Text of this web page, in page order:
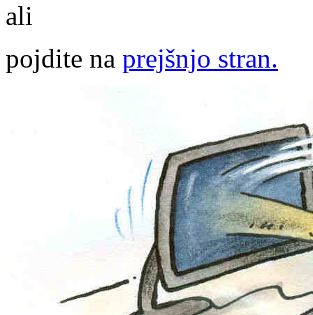
ali
pojdite na prejšnjo stran.